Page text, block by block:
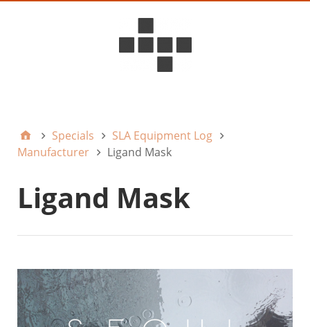
Specials
SLA Equipment Log
Manufacturer
Ligand Mask
Ligand Mask